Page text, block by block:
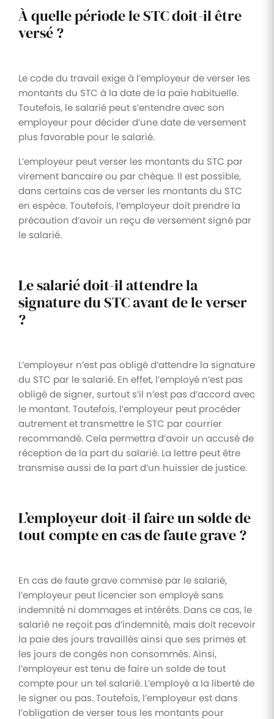
À quelle période le STC doit-il être
versé ?
Le code du travail exige à l’employeur de verser les
montants du STC à la date de la paie habituelle.
Toutefois, le salarié peut s’entendre avec son
employeur pour décider d’une date de versement
plus favorable pour le salarié.
L’employeur peut verser les montants du STC par
virement bancaire ou par chèque. Il est possible,
dans certains cas de verser les montants du STC
en espèce. Toutefois, l’employeur doit prendre la
précaution d’avoir un reçu de versement signé par
le salarié.
Le salarié doit-il attendre la
signature du STC avant de le verser
?
L’employeur n’est pas obligé d’attendre la signature
du STC par le salarié. En effet, l’employé n’est pas
obligé de signer, surtout s’il n’est pas d’accord avec
le montant. Toutefois, l’employeur peut procéder
autrement et transmettre le STC par courrier
recommandé. Cela permettra d’avoir un accusé de
réception de la part du salarié. La lettre peut être
transmise aussi de la part d’un huissier de justice.
L’employeur doit-il faire un solde de
tout compte en cas de faute grave ?
En cas de faute grave commise par le salarié,
l’employeur peut licencier son employé sans
indemnité ni dommages et intérêts. Dans ce cas, le
salarié ne reçoit pas d’indemnité, mais doit recevoir
la paie des jours travaillés ainsi que ses primes et
les jours de congés non consommés. Ainsi,
l’employeur est tenu de faire un solde de tout
compte pour un tel salarié. L’employé a la liberté de
le signer ou pas. Toutefois, l’employeur est dans
l’obligation de verser tous les montants pour